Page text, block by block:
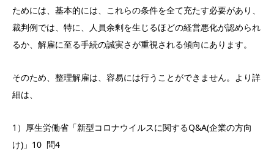
ためには、基本的には、これらの条件を全て充たす必要があり、
裁判例では、特に、人員余剰を生じるほどの経営悪化が認められ
るか、解雇に至る手続の誠実さが重視される傾向にあります。
そのため、整理解雇は、容易には行うことができません。より詳
細は、
1）厚生労働省「新型コロナウイルスに関するQ&A(企業の方向
け)」10 問4